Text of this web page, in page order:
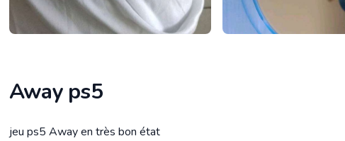
Away ps5
Description
jeu ps5 Away en très bon état